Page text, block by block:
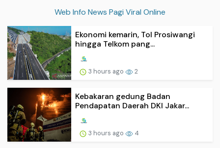
Web Info News Pagi Viral Online
Ekonomi kemarin, Tol Prosiwangi
hingga Telkom pang...
3 hours ago 2
Kebakaran gedung Badan
Pendapatan Daerah DKI Jakar...
3 hours ago 4